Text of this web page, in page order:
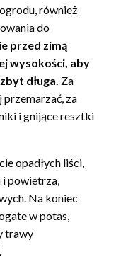
również
do
przed zimą
wysokości, aby
długa. Za
za
i gnijące resztki
opadłych liści,
i powietrza,
Na koniec
w potas,
trawy